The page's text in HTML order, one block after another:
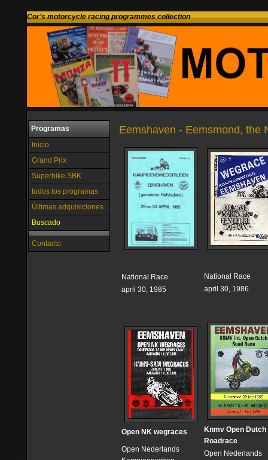
Cor's motorcycle racing programmes collection
Programas
Inicio
Grand Prix
Superbike SBK
todos los programas
Últimas adquisiciones
Buscado
Contacto
Eemshaven - Eemsmond, the
National Race
april 30, 1985
National Race
april 30, 1986
Open NK wegraces
Open Nederlands
Knmv Open Dutch
Roadrace
Open Nederlands